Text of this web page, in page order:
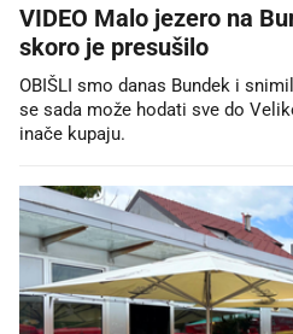
VIDEO Malo jezero na
skoro je presušilo
OBIŠLI smo danas Bundek i
se sada može hodati sve do
inače kupaju.